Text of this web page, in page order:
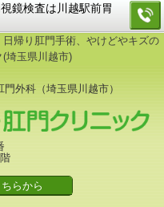
鏡検査は川越駅前胃
帰り肛門手術、やけどやキズの
埼玉県川越市)
外科（埼玉県川越市）
らから